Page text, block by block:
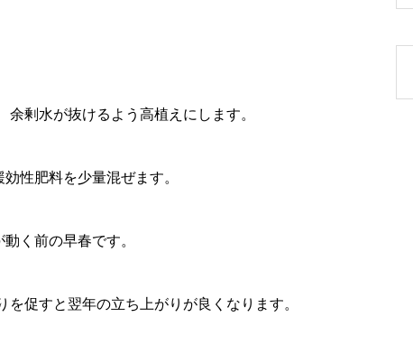
剰水が抜けるよう高植えにします。
性肥料を少量混ぜます。
く前の早春です。
促すと翌年の立ち上がりが良くなります。